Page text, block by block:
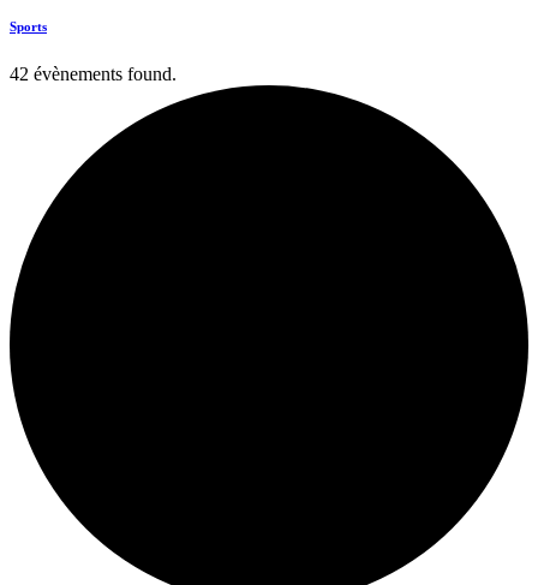
Sports
42 évènements found.